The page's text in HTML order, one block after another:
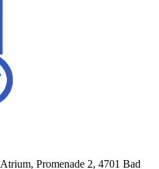
Atrium, Promenade 2, 4701 Bad